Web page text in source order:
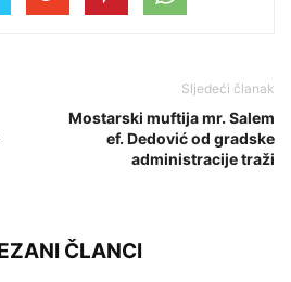
Sljedeći članak
Mostarski muftija mr. Salem
ef. Dedović od gradske
administracije traži
ČLANCI